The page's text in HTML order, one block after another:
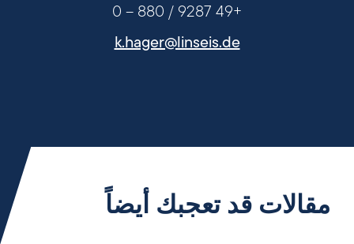
+49 9287 / 880 – 0
k.hager@linseis.de
مقالات قد تعجبك أيضاً